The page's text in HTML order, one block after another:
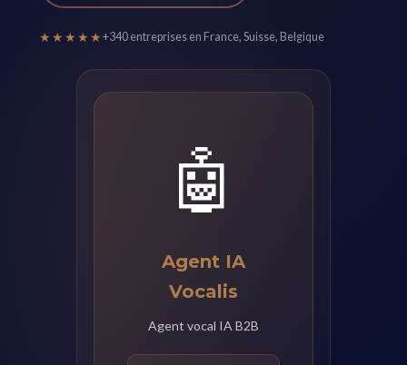
★★★★★ +340 entreprises en France, Suisse, Belgique
🤖
Agent IA
Vocalis
Agent vocal IA B2B